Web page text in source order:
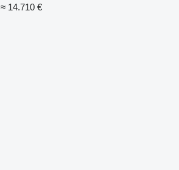
≈ 14.710 €